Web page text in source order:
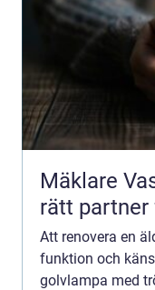
Mäklare
rätt
Att renovera en
funktion och
golvlampa med